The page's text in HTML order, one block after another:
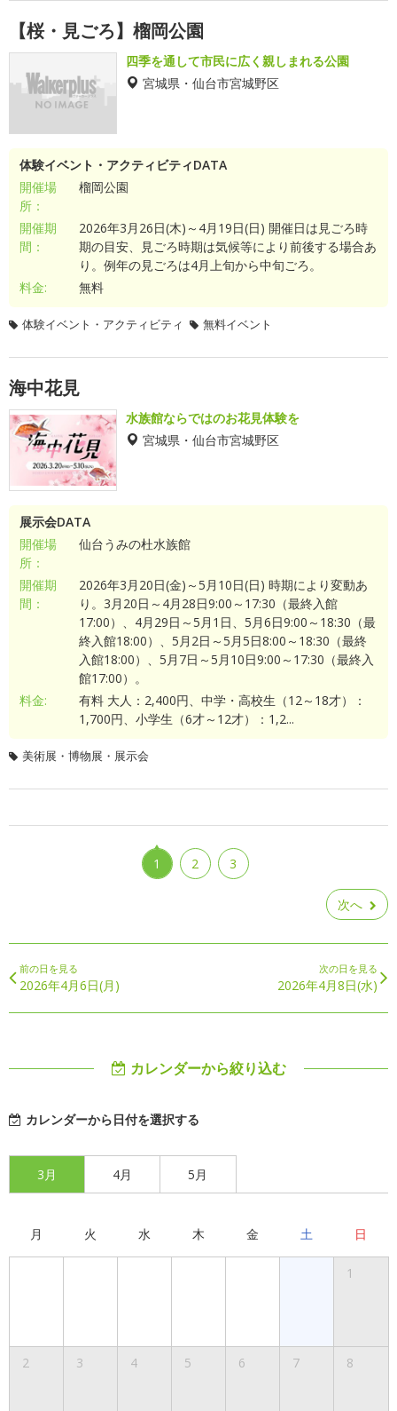
【桜・見ごろ】榴岡公園
四季を通して市民に広く親しまれる公園
宮城県・仙台市宮城野区
体験イベント・アクティビティDATA
開催場
所：
榴岡公園
開催期
間：
2026年3月26日(木)～4月19日(日) 開催日は見ごろ時
期の目安、見ごろ時期は気候等により前後する場合あ
り。例年の見ごろは4月上旬から中旬ごろ。
料金:
無料
体験イベント・アクティビティ 無料イベント
海中花見
水族館ならではのお花見体験を
宮城県・仙台市宮城野区
展示会DATA
開催場
所：
仙台うみの杜水族館
開催期
間：
2026年3月20日(金)～5月10日(日) 時期により変動あ
り。3月20日～4月28日9:00～17:30（最終入館
17:00）、4月29日～5月1日、5月6日9:00～18:30（最
終入館18:00）、5月2日～5月5日8:00～18:30（最終
入館18:00）、5月7日～5月10日9:00～17:30（最終入
館17:00）。
料金:
有料 大人：2,400円、中学・高校生（12～18才）：
1,700円、小学生（6才～12才）：1,2...
美術展・博物展・展示会
1 2 3
次へ
前の日を見る
2026年4月6日(月)
次の日を見る
2026年4月8日(水)
カレンダーから絞り込む
カレンダーから日付を選択する
3月 4月 5月
月 火 水 木 金 土 日
1
2 3 4 5 6 7 8